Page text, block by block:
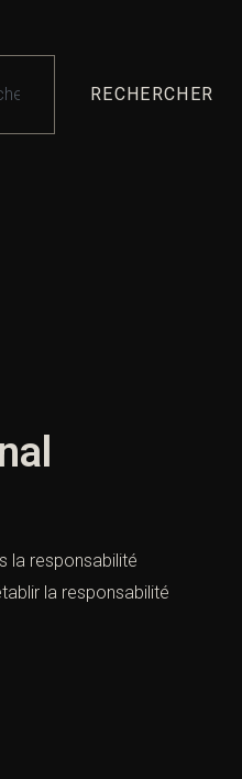
RECHERCHER
la responsabilité
la responsabilité